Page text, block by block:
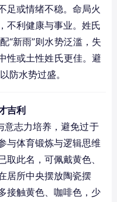
足或情绪不稳。命局火
不利健康与事业。姓氏
“新雨”则水势泛滥，失
性或土性姓氏更佳。避
防水势过盛。
吉利
意志力培养，避免过于
与体育锻炼与逻辑思维
此名，可佩戴黄色、
居所中央摆放陶瓷摆
接触黄色、咖啡色，少